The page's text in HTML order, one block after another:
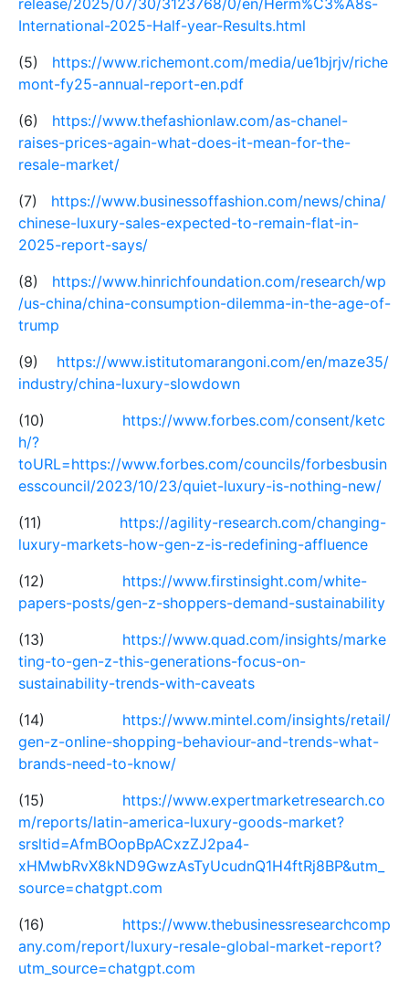
release/2025/07/30/3123768/0/en/Herm%C3%A8s-
International-2025-Half-year-Results.html
(5) https://www.richemont.com/media/ue1bjrjv/riche
mont-fy25-annual-report-en.pdf
(6) https://www.thefashionlaw.com/as-chanel-
raises-prices-again-what-does-it-mean-for-the-
resale-market/
(7) https://www.businessoffashion.com/news/china/
chinese-luxury-sales-expected-to-remain-flat-in-
2025-report-says/
(8) https://www.hinrichfoundation.com/research/wp
/us-china/china-consumption-dilemma-in-the-age-of-
trump
(9) https://www.istitutomarangoni.com/en/maze35/
industry/china-luxury-slowdown
(10) https://www.forbes.com/consent/ketc
h/?
toURL=https://www.forbes.com/councils/forbesbusin
esscouncil/2023/10/23/quiet-luxury-is-nothing-new/
(11) https://agility-research.com/changing-
luxury-markets-how-gen-z-is-redefining-affluence
(12) https://www.firstinsight.com/white-
papers-posts/gen-z-shoppers-demand-sustainability
(13) https://www.quad.com/insights/marke
ting-to-gen-z-this-generations-focus-on-
sustainability-trends-with-caveats
(14) https://www.mintel.com/insights/retail/
gen-z-online-shopping-behaviour-and-trends-what-
brands-need-to-know/
(15) https://www.expertmarketresearch.co
m/reports/latin-america-luxury-goods-market?
srsltid=AfmBOopBpACxzZJ2pa4-
xHMwbRvX8kND9GwzAsTyUcudnQ1H4ftRj8BP&utm_
source=chatgpt.com
(16) https://www.thebusinessresearchcomp
any.com/report/luxury-resale-global-market-report?
utm_source=chatgpt.com